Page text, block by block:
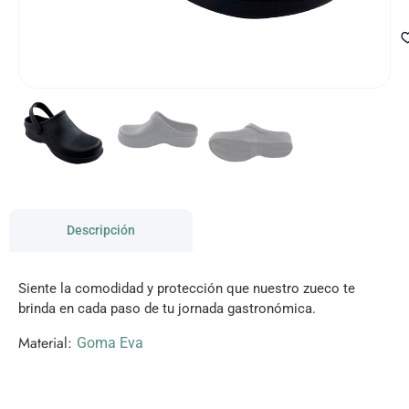
Descripción
Siente la comodidad y protección que nuestro zueco te
brinda en cada paso de tu jornada gastronómica.
Material: Goma Eva